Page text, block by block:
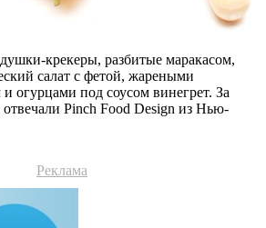
крекеры, разбитые маракасом,
салат с фетой, жареными
огурцами под соусом винегрет. За
отвечали Pinch Food Design из Нью-
Реклама